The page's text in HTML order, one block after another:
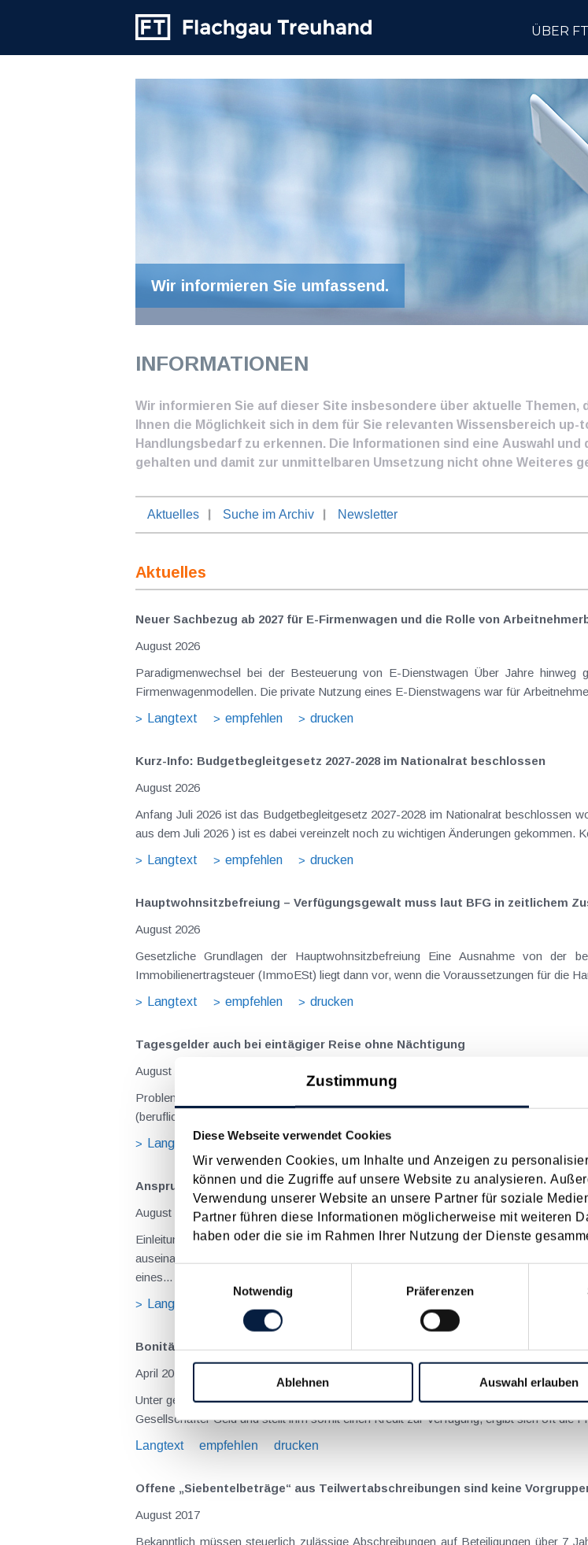
Zustimmung
Diese Webseite verwendet Cookies
Wir verwenden Cookies, um Inhalte und Anzeigen zu
können und die Zugriffe auf unsere Website zu analysieren.
Verwendung unserer Website an unsere Partner für soziale
Partner führen diese Informationen möglicherweise mit weiteren
haben oder die sie im Rahmen Ihrer Nutzung der Dienste
Notwendig
Präferenzen
Ablehnen Auswahl erlauben
ÜBER FT
Wir informieren Sie umfassend.
INFORMATIONEN
Wir informieren Sie auf dieser Site insbesondere über aktuelle
Ihnen die Möglichkeit sich in dem für Sie relevanten Wissensbereich
Handlungsbedarf zu erkennen. Die Informationen sind eine Auswahl
gehalten und damit zur unmittelbaren Umsetzung nicht ohne Weiteres
Aktuelles Suche im Archiv Newsletter
Aktuelles
Neuer Sachbezug ab 2027 für E-Firmenwagen und die Rolle von
August 2026
Paradigmenwechsel bei der Besteuerung von E-Dienstwagen Über Jahre hinweg galten reine Elektrofahrzeuge als steuerlicher Goldstandard bei
Firmenwagenmodellen. Die private Nutzung eines E-Dienstwagens war für
Langtext
empfehlen drucken
Kurz-Info: Budgetbegleitgesetz 2027-2028 im Nationalrat beschlossen
August 2026
Anfang Juli 2026 ist das Budgetbegleitgesetz 2027-2028 im Nationalrat beschlossen
Langtext
empfehlen drucken
Hauptwohnsitz​­befreiung – Verfügungsgewalt muss laut BFG in zeitlichem
August 2026
Gesetzliche Grundlagen der Hauptwohnsitzbefreiung Eine Ausnahme von der bei privaten Grundstücksveräußerungen regelmäßig anfallenden
Immobilienertragsteuer (ImmoESt) liegt dann vor, wenn die Voraussetzungen für die
Langtext
empfehlen drucken
Tagesgelder auch bei eintägiger Reise ohne Nächtigung
August 2026
Problemstellung und rechtlicher Hintergrund Tagesgelder sollen Verpflegungsmehraufwendungen ausgleichen, welche im Zuge von Dienstreisen
(beruflich bedingten Reisen) durch die Unkenntnis über die lokale Gastronomie
Langtext
empfehlen drucken
Anspruch auf Familienbeihilfe bei geschiedenen Eltern
August 2026
Einleitung und Kernaussage der Entscheidung Das Bundesfinanzgericht (GZ RV/7103366/2025 vom 10.02.2026) hatte sich mit der Frage
auseinanderzusetzen, welchem Elternteil nach einer Scheidung die Familienbeihilfe
eines...
Langtext
Bonitätsprüfung bei einem Gesellschafter-Verrechnungskonto
April 2019
Unter genauer Beobachtung bei etlichen Betriebsprüfungen von GmbHs steht das Gesellschafterverrechnungskonto . Überlässt nämlich die GmbH dem
Langtext
empfehlen drucken
Offene „Siebentelbeträge“ aus Teilwertabschreibungen sind keine
August 2017
Bekanntlich müssen steuerlich zulässige Abschreibungen auf Beteiligungen über 7 Jahre verteilt werden. Eine in diesem Zusammenhang wesentliche